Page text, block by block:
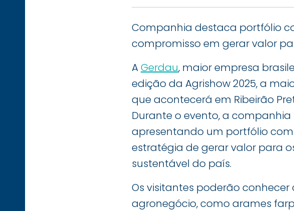
Companhia destaca portfólio
compromisso em gerar valor
AGerdau, maior empresa
edição da Agrishow 2025, a
que acontecerá em Ribeirão
Durante o evento, a
apresentando um portfólio
estratégia de gerar valor para
sustentável do país.
Os visitantes poderão
agronegócio, como arames